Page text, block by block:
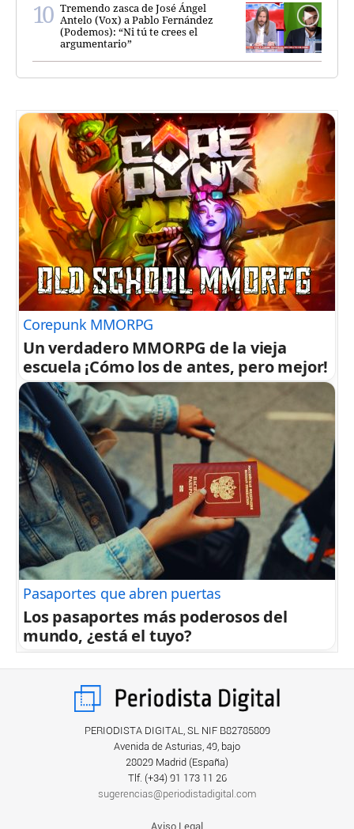
Tremendo zasca de José Ángel
Antelo (Vox) a Pablo Fernández
(Podemos): “Ni tú te crees el
argumentario”
Corepunk MMORPG
Un verdadero MMORPG de la vieja
escuela ¡Cómo los de antes, pero mejor!
Pasaportes que abren puertas
Los pasaportes más poderosos del
mundo, ¿está el tuyo?
PERIODISTA DIGITAL, SL NIF B82785809
Avenida de Asturias, 49, bajo
28029 Madrid (España)
Tlf. (+34) ‎91 173 11 26
sugerencias@periodistadigital.com